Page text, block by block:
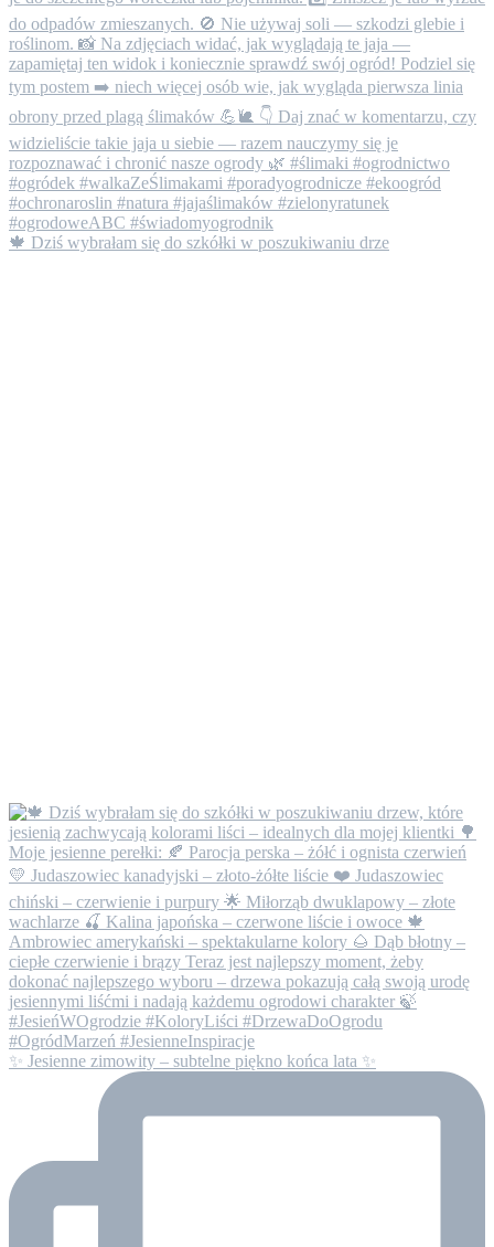
🍁 Dziś wybrałam się do szkółki w poszukiwaniu drze
✨ Jesienne zimowity – subtelne piękno końca lata ✨